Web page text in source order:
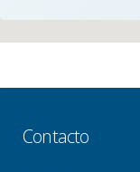
Contacto